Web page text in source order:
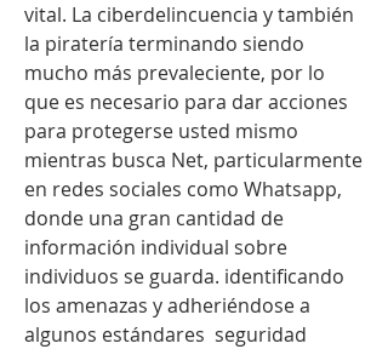
vital. La ciberdelincuencia y también
la piratería terminando siendo
mucho más prevaleciente, por lo
que es necesario para dar acciones
para protegerse usted mismo
mientras busca Net, particularmente
en redes sociales como Whatsapp,
donde una gran cantidad de
información individual sobre
individuos se guarda. identificando
los amenazas y adheriéndose a
algunos estándares  seguridad